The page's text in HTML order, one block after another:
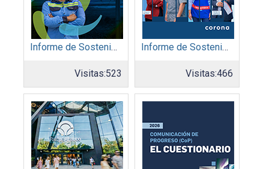
Informe de Sostenibilidad 2025: Afinia filial del Grupo EPM
Visitas:523
Informe de Sostenibilidad 2025: Organización Corona
Visitas:466